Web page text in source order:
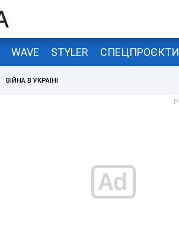
WAVE STYLER СПЕЦПРОЄКТИ
ВІЙНА В УКРАЇНІ